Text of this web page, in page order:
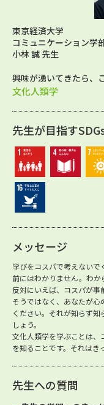
東京経済大学
コミュニケーション学
小林 誠 先生
興味が湧いてきたら、
文化人類学
先生が目指す
メッセージ
学びをコスパで考えない
前にはわかりません。わか
反対にいえば、コスパが事
そうではなく、あなたが
ください。それが知らず
しょう。
文化人類学を学ぶことは、
を知ることです。それはき
先生への質問